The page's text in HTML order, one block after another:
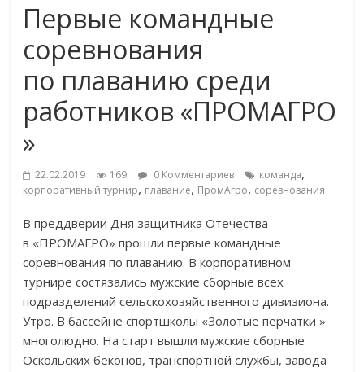
Первые командные
соревнования
по плаванию среди
работников «ПРОМАГРО
»
22.02.2019 169 0 Комментариев команда,
корпоративный турнир, плавание, ПромАгро, соревнования
В преддверии Дня защитника Отечества
в «ПРОМАГРО» прошли первые командные
соревнования по плаванию. В корпоративном
турнире состязались мужские сборные всех
подразделений сельскохозяйственного дивизиона.
Утро. В бассейне спортшколы «Золотые перчатки »
многолюдно. На старт вышли мужские сборные
Оскольских беконов, транспортной службы, завода